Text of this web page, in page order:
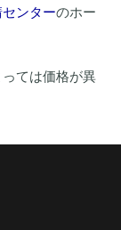
ンターのホー
ては価格が異